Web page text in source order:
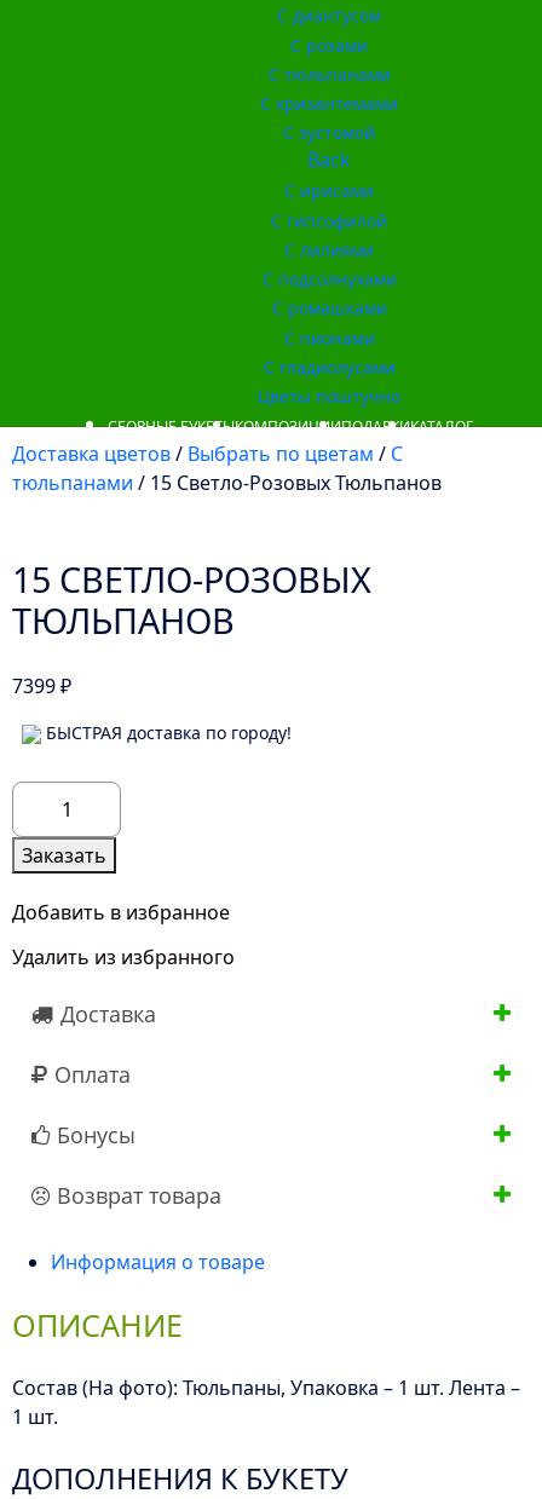
С диантусом
С розами
С тюльпанами
С хризантемами
С эустомой
Back
С ирисами
С гипсофилой
С лилиями
С подсолнухами
С ромашками
С пионами
С гладиолусами
Цветы поштучно
СБОРНЫЕ БУКЕТЫКОМПОЗИЦИИПОДАРКИКАТАЛОГ
Доставка цветов/ Выбрать по цветам / С
тюльпанами / 15 Светло-Розовых Тюльпанов
15 СВЕТЛО-РОЗОВЫХ
ТЮЛЬПАНОВ
7399₽
БЫСТРАЯ доставка по городу!
Количество
товара
15
Светло-
Розовых
Заказать
Добавить в избранное
Удалить из избранного
Доставка
Оплата
Бонусы
Возврат товара
Информация о товаре
ОПИСАНИЕ
Состав (На фото): Тюльпаны, Упаковка – 1 шт. Лента –
1 шт.
ДОПОЛНЕНИЯ К БУКЕТУ